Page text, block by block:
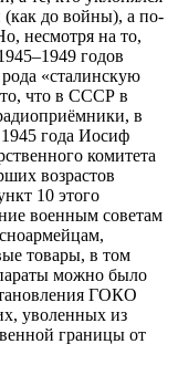
(как до войны), а по-
несмотря на то,
годов
«сталинскую
что в СССР в
в
года Иосиф
комитета
возрастов
10 этого
военным советам
товары, в том
можно было
ГОКО
уволенных из
границы от